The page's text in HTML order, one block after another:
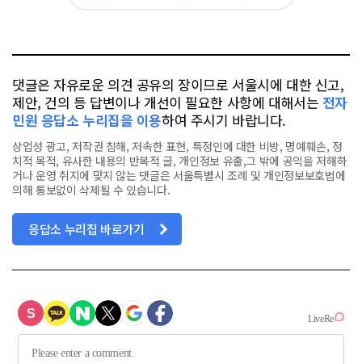
댓글은 자유로운 의견 공유의 장이므로 서울시에 대한 신고,
제안, 건의 등 답변이나 개선이 필요한 사항에 대해서는 전자
민원 응답소 누리집을 이용하여 주시기 바랍니다.
상업성 광고, 저작권 침해, 저속한 표현, 특정인에 대한 비방, 명예훼손, 정
치적 목적, 유사한 내용의 반복적 글, 개인정보 유출,그 밖에 공익을 저해하
거나 운영 취지에 맞지 않는 댓글은 서울특별시 조례 및 개인정보보호법에
의해 통보없이 삭제될 수 있습니다.
응답소 누리집 바로가기